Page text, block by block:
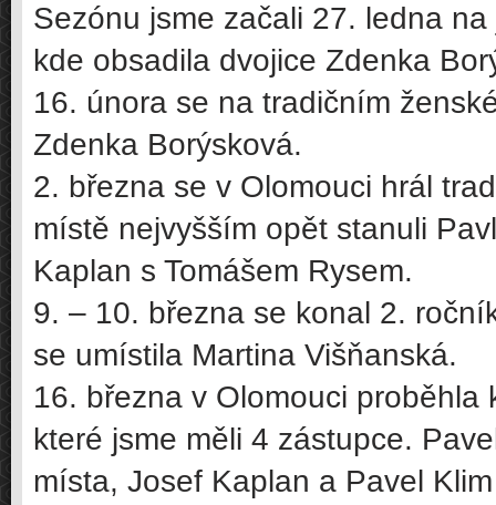
Sezónu jsme začali 27. ledna
kde obsadila dvojice Zdenka
16. února se na tradičním
Zdenka Borýsková.
2. března se v Olomouci hrál
místě nejvyšším opět stanuli
Kaplan s Tomášem Rysem.
9. – 10. března se konal 2.
se umístila Martina Višňanská.
16. března v Olomouci
které jsme měli 4 zástupce.
místa, Josef Kaplan a Pavel